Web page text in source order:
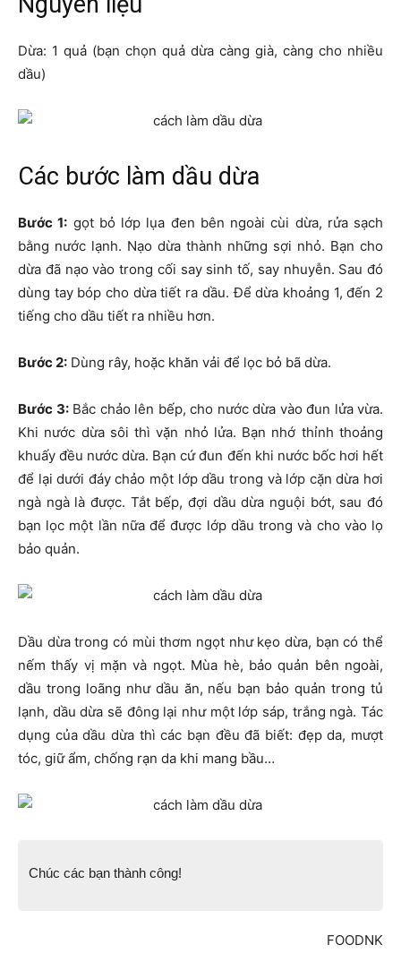
Dừa: 1 quả (bạn chọn quả dừa càng già, càng cho nhiều
dầu)
Các bước làm dầu dừa
Bước 1: gọt bỏ lớp lụa đen bên ngoài cùi dừa, rửa sạch
bằng nước lạnh. Nạo dừa thành những sợi nhỏ. Bạn cho
dừa đã nạo vào trong cối say sinh tố, say nhuyễn. Sau đó
dùng tay bóp cho dừa tiết ra dầu. Để dừa khoảng 1, đến 2
tiếng cho dầu tiết ra nhiều hơn.
Bước 2: Dùng rây, hoặc khăn vải để lọc bỏ bã dừa.
Bước 3:Bắc chảo lên bếp, cho nước dừa vào đun lửa vừa.
Khi nước dừa sôi thì vặn nhỏ lửa. Bạn nhớ thỉnh thoảng
khuấy đều nước dừa. Bạn cứ đun đến khi nước bốc hơi hết
để lại dưới đáy chảo một lớp dầu trong và lớp cặn dừa hơi
ngà ngà là được. Tắt bếp, đợi dầu dừa nguội bớt, sau đó
bạn lọc một lần nữa để được lớp dầu trong và cho vào lọ
bảo quản.
Dầu dừa trong có mùi thơm ngọt như kẹo dừa, bạn có thể
nếm thấy vị mặn và ngọt. Mùa hè, bảo quản bên ngoài,
dầu trong loãng như dầu ăn, nếu bạn bảo quản trong tủ
lạnh, dầu dừa sẽ đông lại như một lớp sáp, trắng ngà. Tác
dụng của dầu dừa thì các bạn đều đã biết: đẹp da, mượt
tóc, giữ ẩm, chống rạn da khi mang bầu…
Chúc các bạn thành công!
FOODNK